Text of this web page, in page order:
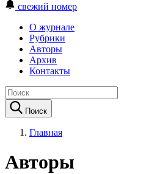
свежий номер
О журнале
Рубрики
Авторы
Архив
Контакты
Поиск
Главная
Авторы